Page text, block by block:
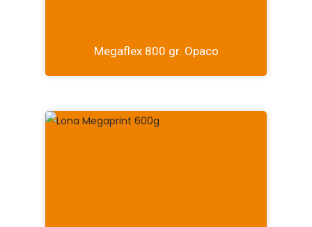
Megaflex 800 gr. Opaco